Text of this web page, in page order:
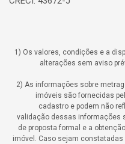
1) Os valores, condições e a
alterações sem aviso
2) As informações sobre
imóveis são fornecidas
cadastro e podem não
validação dessas informações
de proposta formal e a
imóvel. Caso sejam